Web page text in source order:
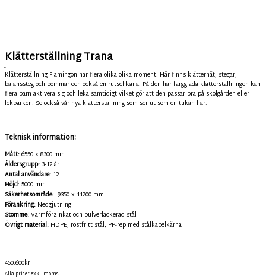
Klätterställning Trana
Klätterställning Flamingon har flera olika olika moment. Här finns klätternät, stegar,
balanssteg och bommar och också en rutschkana. På den här färgglada klätterställningen kan
flera barn aktivera sig och leka samtidigt vilket gör att den passar bra på skolgården eller
lekparken. Se också vårnya klätterställning som ser ut som en tukan här.
Teknisk information:
Mått:6550 x 8300 mm
Åldersgrupp:3-12 år
Antal användare: 12
Höjd: 5000 mm
Säkerhetsområde: 9350 x 11700 mm
Förankring: Nedgjutning
Stomme:Varmförzinkat och pulverlackerad stål
Övrigt material: HDPE, rostfritt stål, PP-rep med stålkabelkärna
450.600kr
Alla priser exkl. moms